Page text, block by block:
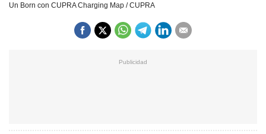
Un Born con CUPRA Charging Map / CUPRA